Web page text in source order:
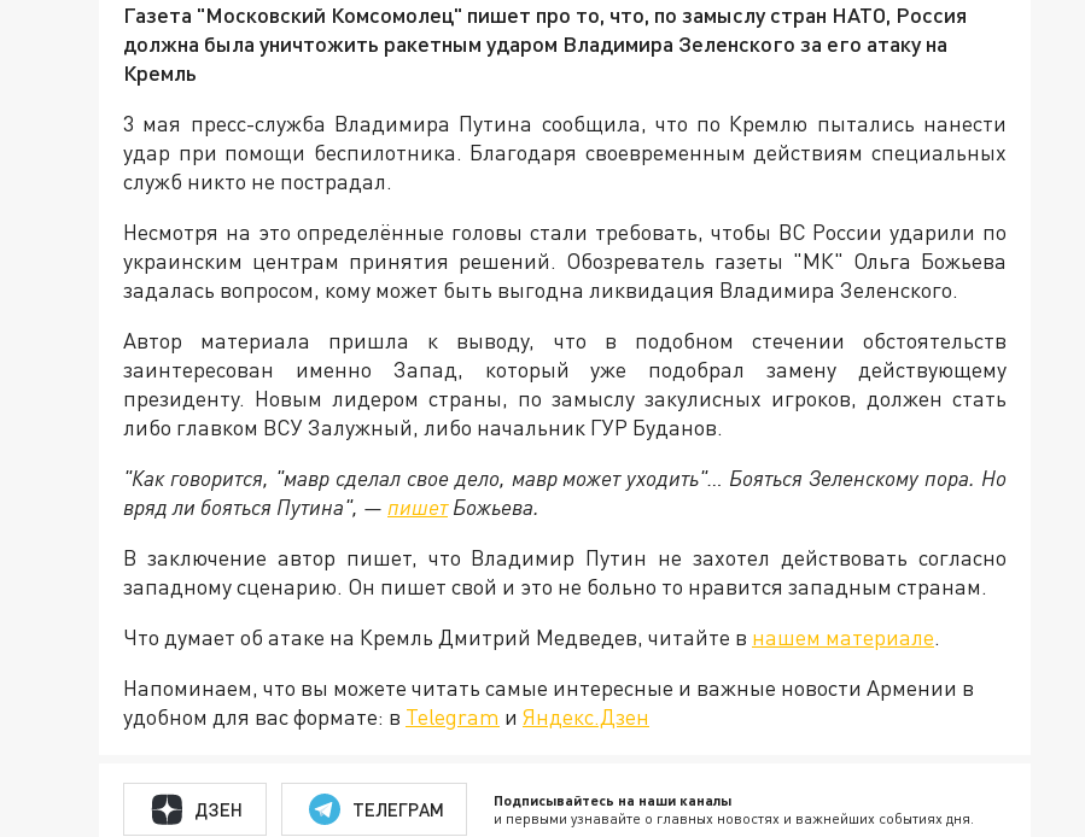
Газета "Московский Комсомолец" пишет про то, что, по замыслу стран НАТО, Россия
должна была уничтожить ракетным ударом Владимира Зеленского за его атаку на
Кремль
3 мая пресс-служба Владимира Путина сообщила, что по Кремлю пытались нанести
удар при помощи беспилотника. Благодаря своевременным действиям специальных
служб никто не пострадал.
Несмотря на это определённые головы стали требовать, чтобы ВС России ударили по
украинским центрам принятия решений. Обозреватель газеты "МК" Ольга Божьева
задалась вопросом, кому может быть выгодна ликвидация Владимира Зеленского.
Автор материала пришла к выводу, что в подобном стечении обстоятельств
заинтересован именно Запад, который уже подобрал замену действующему
президенту. Новым лидером страны, по замыслу закулисных игроков, должен стать
либо главком ВСУ Залужный, либо начальник ГУР Буданов.
"Как говорится, "мавр сделал свое дело, мавр может уходить"… Бояться Зеленскому пора. Но
вряд ли бояться Путина", — пишетБожьева.
В заключение автор пишет, что Владимир Путин не захотел действовать согласно
западному сценарию. Он пишет свой и это не больно то нравится западным странам.
Что думает об атаке на Кремль Дмитрий Медведев, читайте в нашем материале.
Напоминаем, что вы можете читать самые интересные и важные новости Армении в
удобном для вас формате: в Telegram и Яндекс.Дзен
ДЗЕН ТЕЛЕГРАМ Подписывайтесь на наши каналы
и первыми узнавайте о главных новостях и важнейших событиях дня.